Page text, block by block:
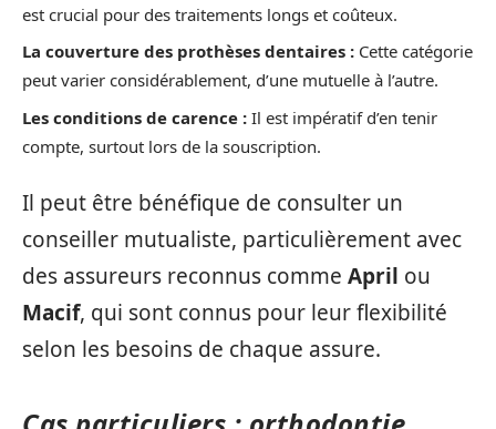
est crucial pour des traitements longs et coûteux.
La couverture des prothèses dentaires : Cette catégorie
peut varier considérablement, d’une mutuelle à l’autre.
Les conditions de carence : Il est impératif d’en tenir
compte, surtout lors de la souscription.
Il peut être bénéfique de consulter un
conseiller mutualiste, particulièrement avec
des assureurs reconnus comme April ou
Macif, qui sont connus pour leur flexibilité
selon les besoins de chaque assure.